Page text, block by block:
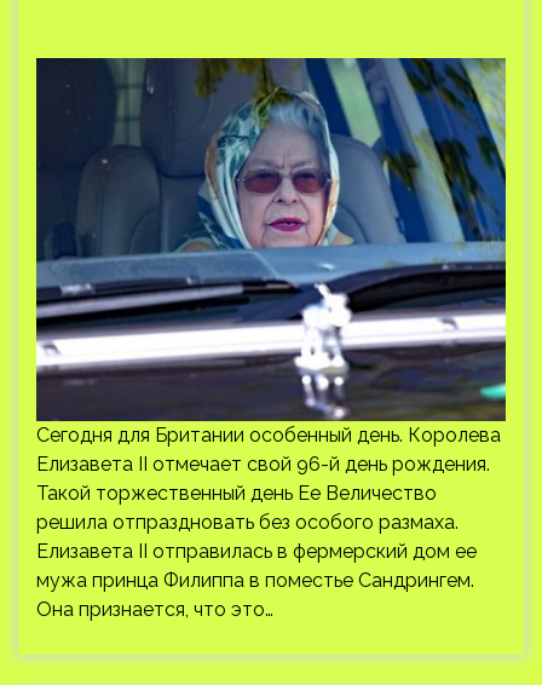
Сегодня для Британии особенный день. Королева
Елизавета II отмечает свой 96-й день рождения.
Такой торжественный день Ее Величество
решила отпраздновать без особого размаха.
Елизавета II отправилась в фермерский дом ее
мужа принца Филиппа в поместье Сандрингем.
Она признается, что это…